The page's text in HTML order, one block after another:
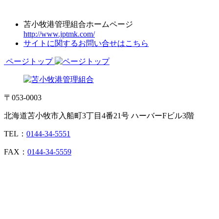
苫小牧港管理組合ホームページ
http://www.jptmk.com/
サイトに関するお問い合せはこちら
ページトップ
〒053-0003
北海道苫小牧市入船町3丁目4番21号 ハーバーFビル3階
TEL： 0144-34-5551
FAX： 0144-34-5559